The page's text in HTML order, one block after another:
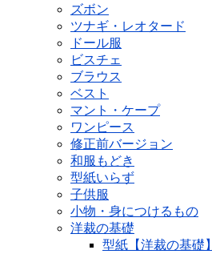
ズボン
ツナギ・レオタード
ドール服
ビスチェ
ブラウス
ベスト
マント・ケープ
ワンピース
修正前バージョン
和服もどき
型紙いらず
子供服
小物・身につけるもの
洋裁の基礎
型紙【洋裁の基礎】